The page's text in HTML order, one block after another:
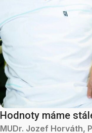
Hodnoty máme
MUDr. Jozef Horváth,